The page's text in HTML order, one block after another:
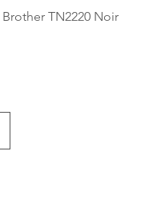
Brother TN2220 Noir